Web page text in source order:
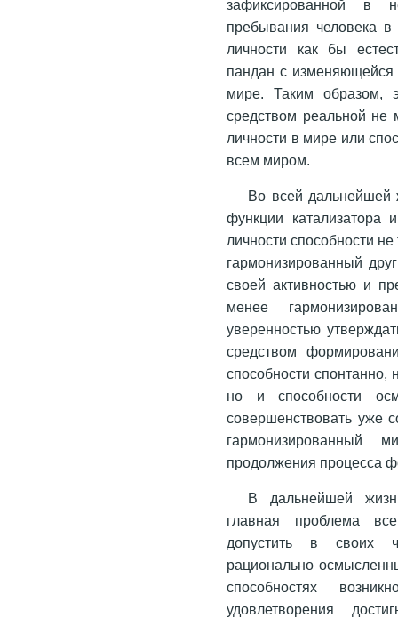
зафиксированной в
пребывания человека в
личности как бы
пандан с изменяющейся
мире. Таким образом,
средством реальной не
личности в мире или
всем миром.
Во всей дальнейшей
функции катализатора
личности способности
гармонизированный
своей активностью и
менее
уверенностью
средством
способности спонтанно,
но и способности
совершенствовать уже
гармонизированный
продолжения процесса
В дальнейшей
главная проблема
допустить в своих
рационально
способностях
удовлетворения